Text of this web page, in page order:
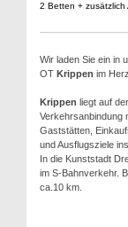
2 Betten + zusätzlich
Wir laden Sie ein in
OT Krippen im
Krippen liegt auf
Verkehrsanbindung
Gaststätten,
und Ausflugsziele
In die Kunststadt
im S-Bahnverkehr.
ca.10 km.